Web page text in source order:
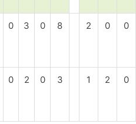
0 3 0 8 2 0 0
0 2 0 3 1 2 0